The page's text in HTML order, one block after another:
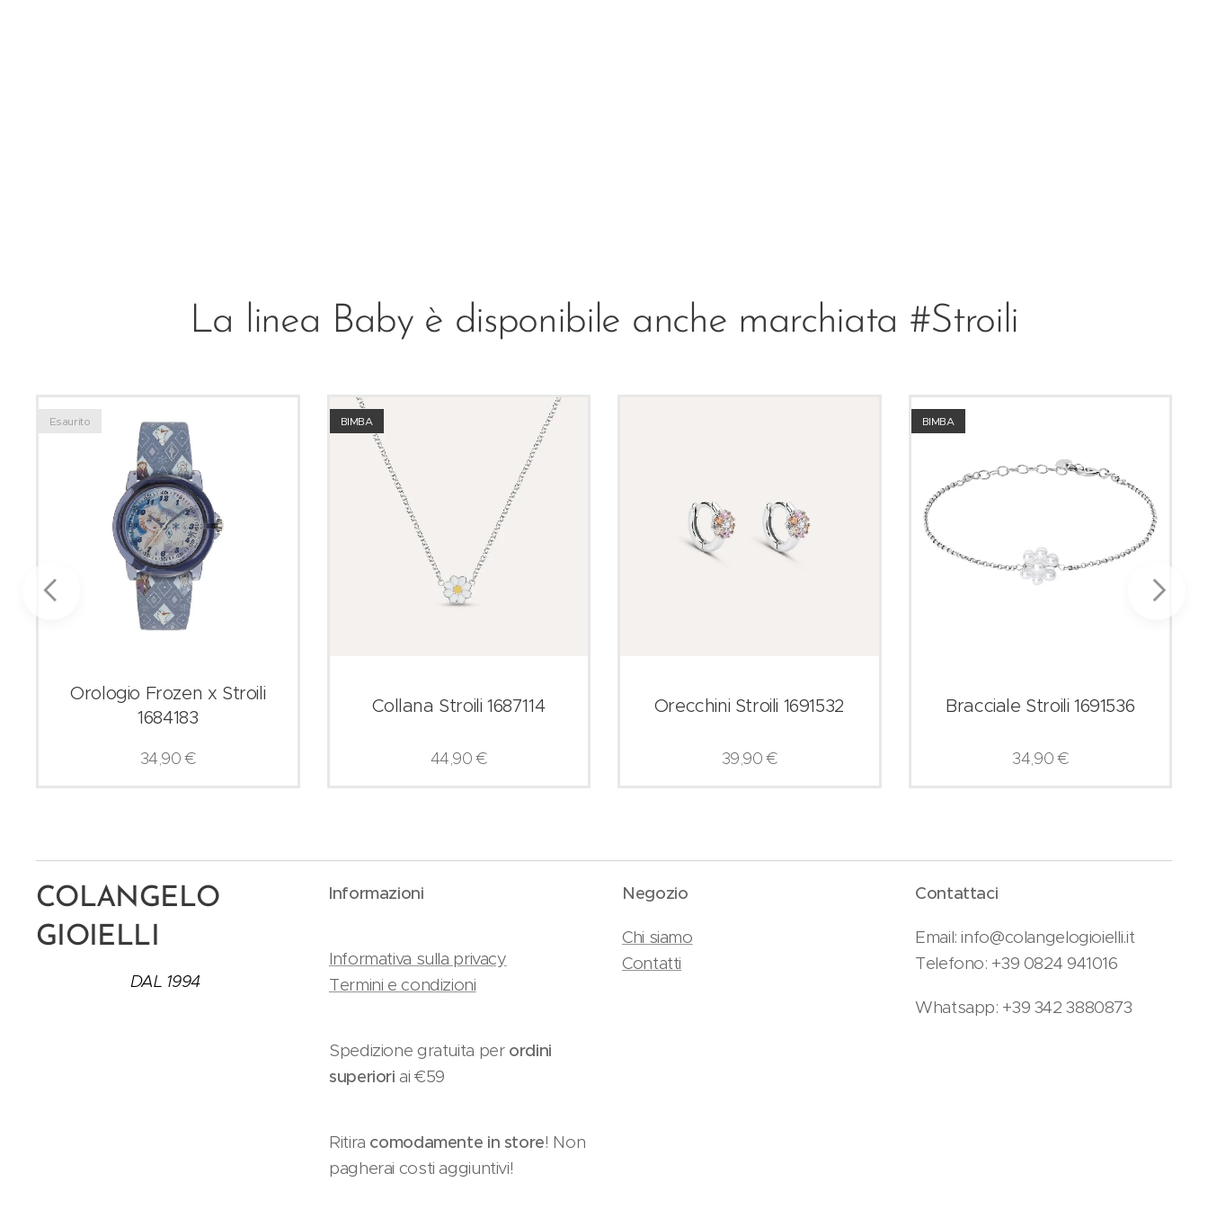
La linea Baby è disponibile anche marchiata #Stroili
Orologio Frozen x Stroili
1684183
Esaurito
34,90€
Collana Stroili 1687114
BIMBA
44,90€
Orecchini Stroili 1691532
39,90€
Bracciale Stroili 1691536
BIMBA
34,90€
COLANGELO
GIOIELLI
DAL 1994
Informazioni
Informativa sulla privacy
Termini e condizioni
Spedizione gratuita perordini
superiori ai €59
Ritira comodamente in store! Non
pagherai costi aggiuntivi!
Negozio
Chi siamo
Contatti
Contattaci
Email: info@colangelogioielli.it
Telefono: +39 0824 941016
Whatsapp: +39 342 3880873